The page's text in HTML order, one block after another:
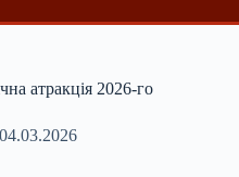
атракція 2026-го
04.03.2026